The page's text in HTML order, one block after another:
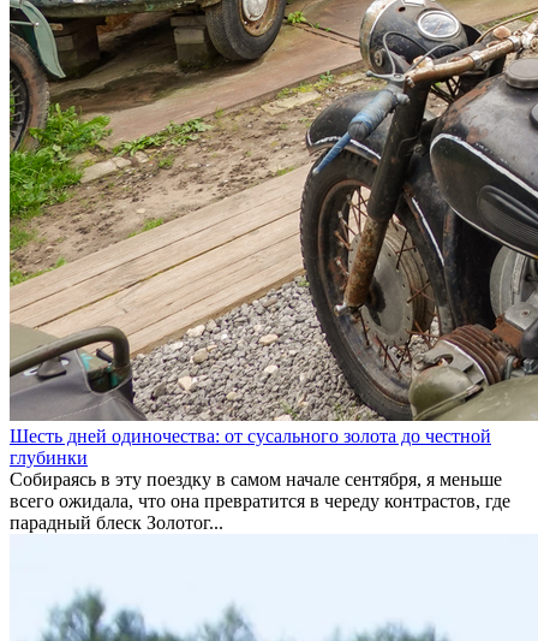
Шесть дней одиночества: от сусального золота до честной
глубинки
Собираясь в эту поездку в самом начале сентября, я меньше
всего ожидала, что она превратится в череду контрастов, где
парадный блеск Золотог...